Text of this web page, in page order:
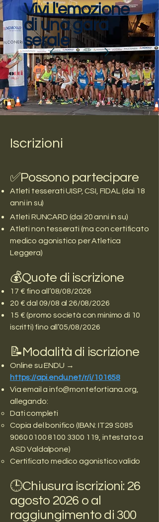
Vivi l'emozione
di una gara
serale
Iscrizioni
✅Possono partecipare
Atleti tesserati UISP, CSI, FIDAL (dai 18
anni in su)
Atleti RUNCARD (dai 20 anni in su)
Atleti non tesserati (ma con certificato
medico agonistico per Atletica
Leggera)
💰Quote di iscrizione
17 € fino all’08/08/2026
20 € dal 09/08 al 26/08/2026
15 € (promo società con minimo di 10
iscritti) fino all’05/08/2026
📝Modalità di iscrizione
Online su ENDU →
https://api.endu.net/r/i/101658
Via email ainfo@montefortiana.org
allegando:
Dati completi
Copia del bonifico (IBAN: IT29 S085
9060 0100 8100 3300 119, intestato a
ASD Valdalpone)
Certificato medico agonistico valido
🕒Chiusura iscrizioni: 26
agosto 2026 o al
raggiungimento di 300